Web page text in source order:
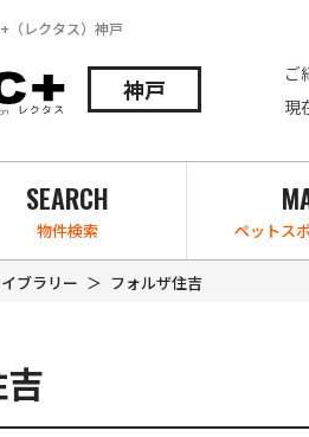
（レクタス）神戸
神戸
ご
現
SEARCH
物件検索 ペットス
ブラリー フォルザ住吉